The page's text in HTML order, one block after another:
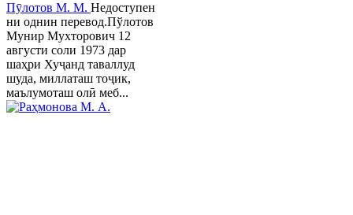
Пӯлотов М. М. Недоступен
ни однин перевод.Пўлотов
Мунир Мухторович 12
августи соли 1973 дар
шаҳри Хуҷанд таваллуд
шуда, миллаташ тоҷик,
маълумоташ олӣ меб...